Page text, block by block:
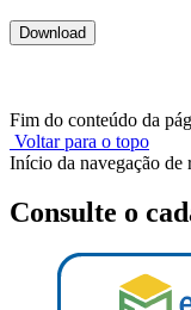
Fim do conteúdo da
Voltar para o topo
Início da navegação de
Consulte o